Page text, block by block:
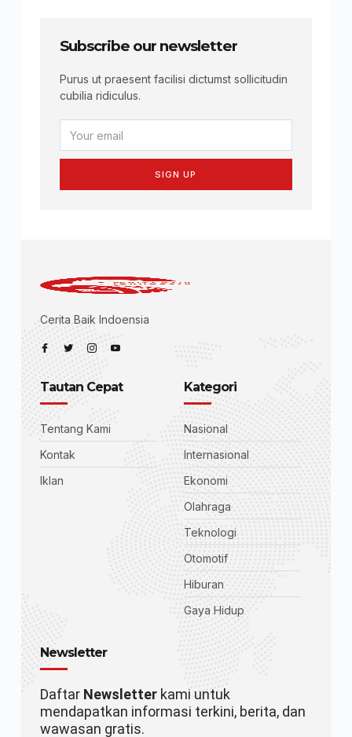
Subscribe our newsletter
Purus ut praesent facilisi dictumst sollicitudin
cubilia ridiculus.
SIGN UP
Cerita Baik Indoensia
Tautan Cepat
Tentang Kami
Kontak
Iklan
Kategori
Nasional
Internasional
Ekonomi
Olahraga
Teknologi
Otomotif
Hiburan
Gaya Hidup
Newsletter
Daftar Newsletterkami untuk
mendapatkan informasi terkini, berita, dan
wawasan gratis.